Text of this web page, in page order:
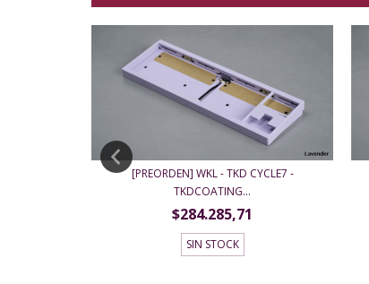
[PREORDEN] WKL - TKD CYCLE7 -
TKDCOATING...
$284.285,71
SIN STOCK